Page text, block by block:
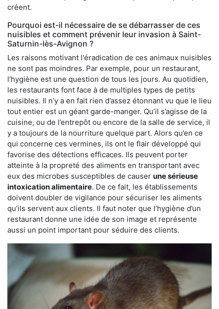
créent.
Pourquoi est-il nécessaire de se débarrasser de ces
nuisibles et comment prévenir leur invasion à Saint-
Saturnin-lès-Avignon ?
Les raisons motivant l'éradication de ces animaux nuisibles
ne sont pas moindres. Par exemple, pour un restaurant,
l’hygiène est une question de tous les jours. Au quotidien,
les restaurants font face à de multiples types de petits
nuisibles. Il n’y a en fait rien d’assez étonnant vu que le lieu
tout entier est un géant garde-manger. Qu’il s’agisse de la
cuisine, ou de l’entrepôt ou encore de la salle de service, il
y a toujours de la nourriture quelque part. Alors qu’en ce
qui concerne ces vermines, ils ont le flair développé qui
favorise des détections efficaces. Ils peuvent porter
atteinte à la propreté des aliments en transportant avec
eux des microbes susceptibles de causer une sérieuse
intoxication alimentaire. De ce fait, les établissements
doivent doubler de vigilance pour sécuriser les aliments
qu’ils servent aux clients. Il faut noter que l’hygiène d’un
restaurant donne une idée de son image et représente
aussi un point important pour séduire des clients.